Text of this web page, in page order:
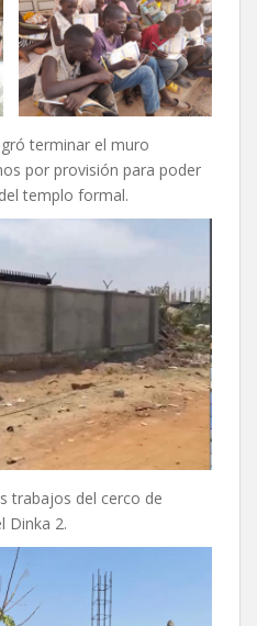
terminar el muro
por provisión para poder
templo formal.
trabajos del cerco de
Dinka 2.